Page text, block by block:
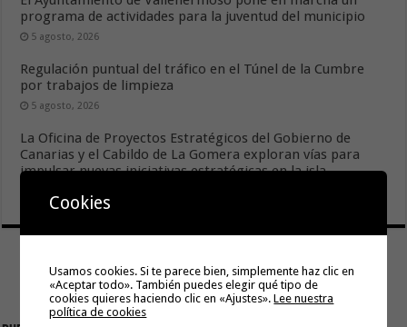
programa de actividades para la juventud del municipio
5 agosto, 2026
Regulación puntual del tráfico en el Túnel de la Cumbre
por trabajos de limpieza
5 agosto, 2026
La Oficina de Proyectos Estratégicos del Gobierno de
Canarias y el Cabildo de La Gomera exploran vías para
impulsar nuevas iniciativas estratégicas en la isla
Cookies
Usamos cookies. Si te parece bien, simplemente haz clic en
«Aceptar todo». También puedes elegir qué tipo de
cookies quieres haciendo clic en «Ajustes».Lee nuestra
política de cookies